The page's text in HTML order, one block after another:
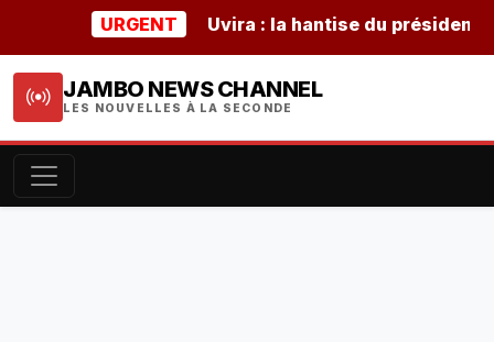
URGENT Uvira : la hantise du président
JAMBO NEWS CHANNEL
LES NOUVELLES À LA SECONDE